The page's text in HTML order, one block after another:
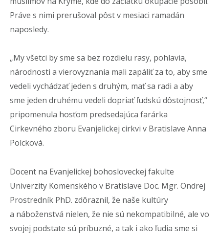
Práve s nimi prerušoval pôst v mesiaci ramadán
naposledy.
„My všetci by sme sa bez rozdielu rasy, pohlavia,
národnosti a vierovyznania mali zapáliť za to, aby sme
vedeli vychádzať jeden s druhým, mať sa radi a aby
sme jeden druhému vedeli dopriať ľudskú dôstojnosť,“
pripomenula hosťom predsedajúca farárka
Cirkevného zboru Evanjelickej cirkvi v Bratislave Anna
Polcková.
Docent na Evanjelickej bohosloveckej fakulte
Univerzity Komenského v Bratislave Doc. Mgr. Ondrej
Prostredník PhD. zdôraznil, že naše kultúry
a náboženstvá nielen, že nie sú nekompatibilné, ale vo
svojej podstate sú príbuzné, a tak i ako ľudia sme si